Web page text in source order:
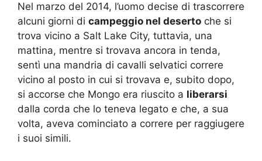
Nel marzo del 2014, l’uomo decise di trascorrere
alcuni giorni di campeggio nel deserto che si
trova vicino a Salt Lake City, tuttavia, una
mattina, mentre si trovava ancora in tenda,
sentì una mandria di cavalli selvatici correre
vicino al posto in cui si trovava e, subito dopo,
si accorse che Mongo era riuscito a liberarsi
dalla corda che lo teneva legato e che, a sua
volta, aveva cominciato a correre per raggiugere
i suoi simili.